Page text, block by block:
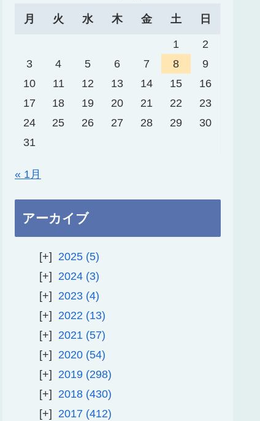
月 火 水 木 金 土 日
1
2
3
4 5 6 7 8
9
10
11 12 13 14 15
16
17
18 19 20 21 22
23
24
25 26 27 28 29
30
31
« 1月
アーカイブ
2025 5
2024 3
2023 4
2022
13
2021
57
2020 54
2019 298
2018 430
2017 412